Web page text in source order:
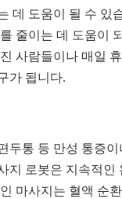
데 도움이 될 수 있
줄이는 데 도움이
사람들이나 매일
가 됩니다.
두통 등 만성 통증이
지 로봇은 지속적인
마사지는 혈액 순